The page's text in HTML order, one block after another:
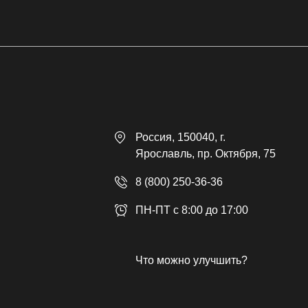
Россия, 150040, г.
Ярославль, пр. Октября, 75
8 (800) 250-36-36
ПН-ПТ с 8:00 до 17:00
Что можно улучшить?